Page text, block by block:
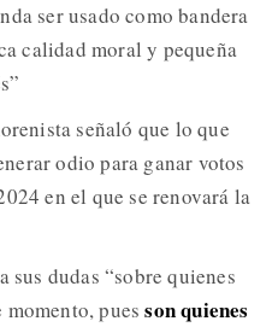
ser usado como bandera
calidad moral y pequeña
señaló que lo que
odio para ganar votos
en el que se renovará la
dudas “sobre quienes
momento, puesson quienes